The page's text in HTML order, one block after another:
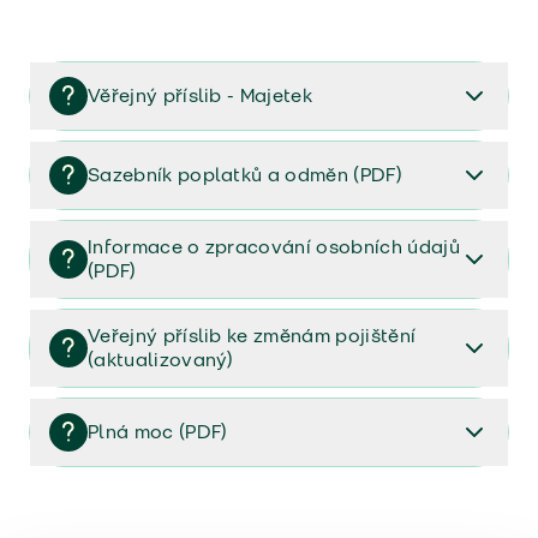
Věřejný příslib - Majetek
Věřejný příslib majetek 2023
Sazebník poplatků a odměn (PDF)
Sazebník poplatků a odměn (PDF)
Informace o zpracování osobních údajů
(PDF)
Informace o zpracování osobních údajů (PDF)
Veřejný příslib ke změnám pojištění
(aktualizovaný)
Veřejný příslib ke změnám pojištění (aktualizovaný)
Plná moc (PDF)